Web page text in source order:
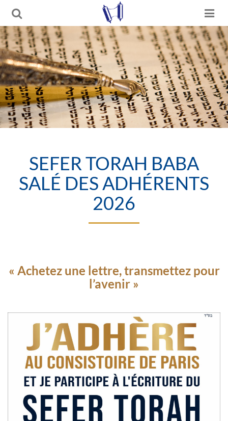
SEFER TORAH BABA
SALÉ DES ADHÉRENTS
2026
« Achetez une lettre, transmettez pour
l’avenir »